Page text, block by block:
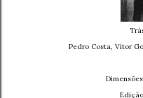
Pedro Costa, Ví­tor